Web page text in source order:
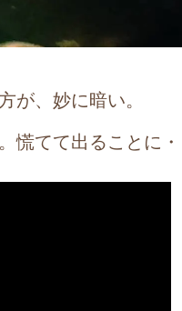
が、妙に暗い。
慌てて出ることに